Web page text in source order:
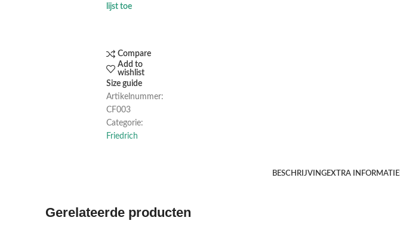
lijst toe
Compare
Add to
wishlist
Size guide
Artikelnummer:
CF003
Categorie:
Friedrich
BESCHRIJVINGEXTRA INFORMATIE
Gerelateerde producten